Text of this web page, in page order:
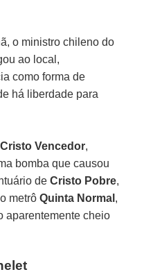
o ministro chileno do
ao local,
como forma de
há liberdade para
Cristo Vencedor,
bomba que causou
deCristo Pobre,
metrôQuinta Normal ,
aparentemente cheio